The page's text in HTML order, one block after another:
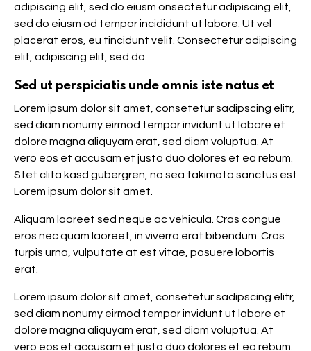
adipiscing elit, sed do eiusm onsectetur adipiscing elit,
sed do eiusm od tempor incididunt ut labore. Ut vel
placerat eros, eu tincidunt velit. Consectetur adipiscing
elit, adipiscing elit, sed do.
Sed ut perspiciatis unde omnis iste natus et
Lorem ipsum dolor sit amet, consetetur sadipscing elitr,
sed diam nonumy eirmod tempor invidunt ut labore et
dolore magna aliquyam erat, sed diam voluptua. At
vero eos et accusam et justo duo dolores et ea rebum.
Stet clita kasd gubergren, no sea takimata sanctus est
Lorem ipsum dolor sit amet.
Aliquam laoreet sed neque ac vehicula. Cras congue
eros nec quam laoreet, in viverra erat bibendum. Cras
turpis urna, vulputate at est vitae, posuere lobortis
erat.
Lorem ipsum dolor sit amet, consetetur sadipscing elitr,
sed diam nonumy eirmod tempor invidunt ut labore et
dolore magna aliquyam erat, sed diam voluptua. At
vero eos et accusam et justo duo dolores et ea rebum.